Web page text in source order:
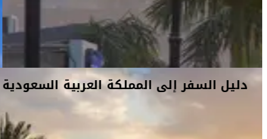
دليل السفر إلى المملكة العربية